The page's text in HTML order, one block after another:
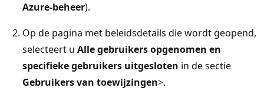
Azure-beheer).
Op de pagina met beleidsdetails die wordt geopend,
selecteert u Alle gebruikers opgenomen en
specifieke gebruikers uitgesloten in de sectie
Gebruikers van toewijzingen>.